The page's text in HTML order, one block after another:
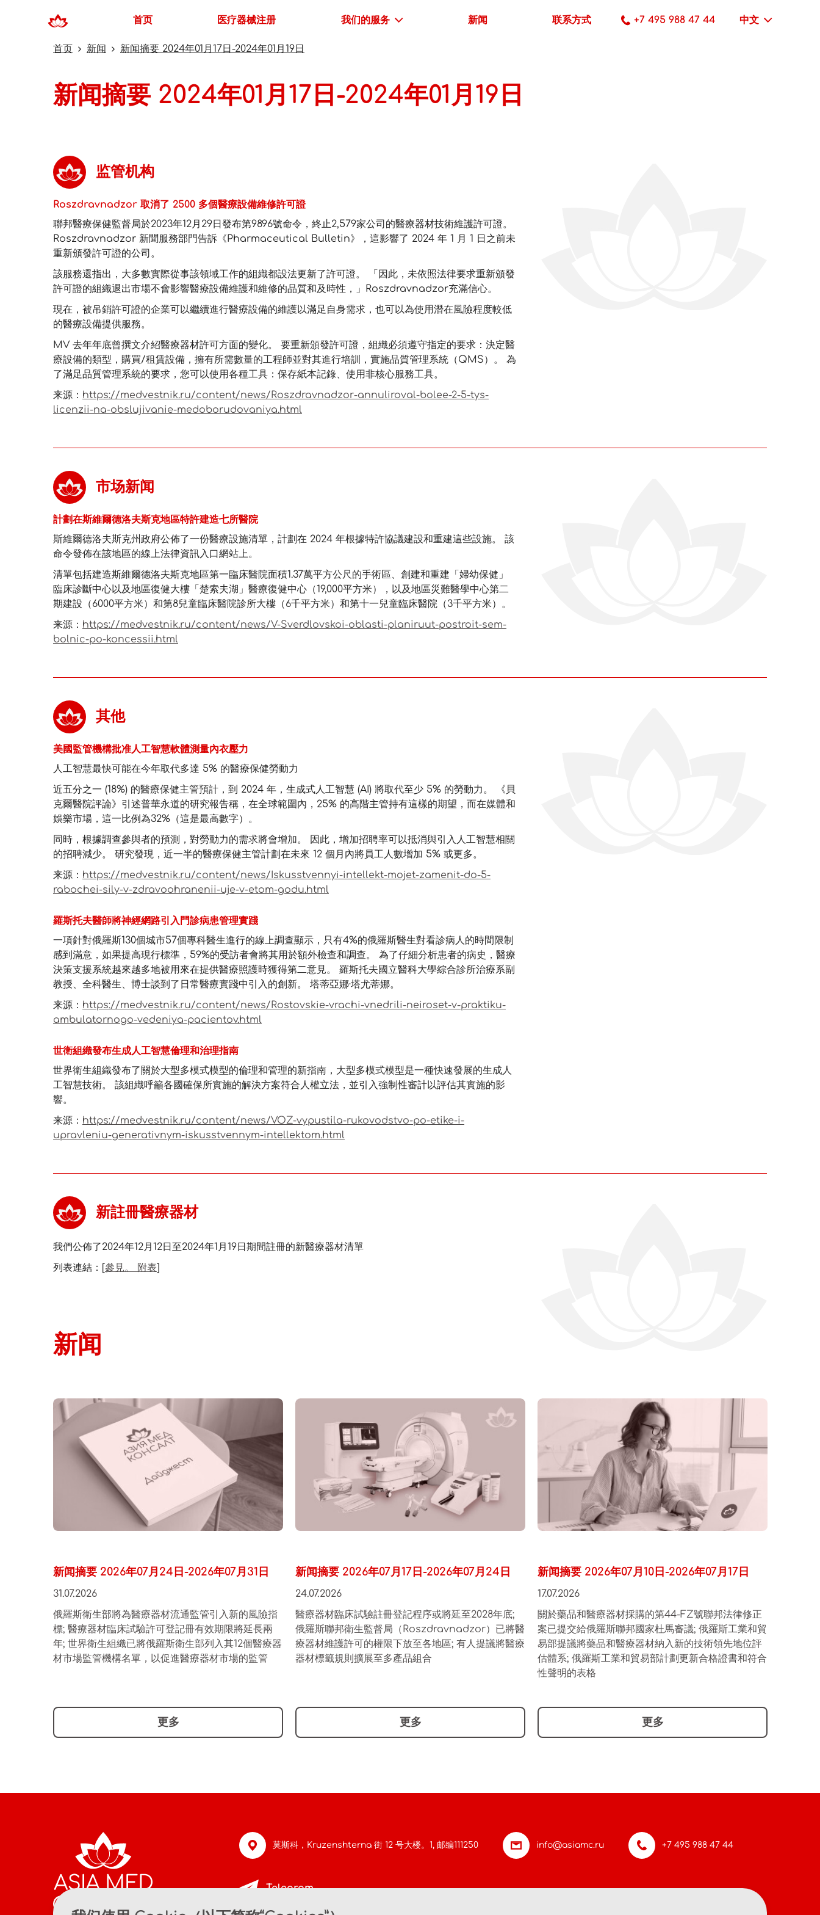
首页 医疗器械注册 我们的服务 新闻 联系方式 +7 495 988 47 44 中文
首页 新闻 新闻摘要 2024年01月17日-2024年01月19日
新闻摘要 2024年01月17日-2024年01月19日
监管机构
Roszdravnadzor 取消了 2500 多個醫療設備維修許可證
聯邦醫療保健監督局於2023年12月29日發布第9896號命令，終止2,579家公司的醫療器材技術維護許可證。
Roszdravnadzor 新聞服務部門告訴《Pharmaceutical Bulletin》，這影響了 2024 年 1 月 1 日之前未
重新頒發許可證的公司。
該服務還指出，大多數實際從事該領域工作的組織都設法更新了許可證。 「因此，未依照法律要求重新頒發
許可證的組織退出市場不會影響醫療設備維護和維修的品質和及時性，」Roszdravnadzor充滿信心。
現在，被吊銷許可證的企業可以繼續進行醫療設備的維護以滿足自身需求，也可以為使用潛在風險程度較低
的醫療設備提供服務。
MV 去年年底曾撰文介紹醫療器材許可方面的變化。 要重新頒發許可證，組織必須遵守指定的要求：決定醫
療設備的類型，購買/租賃設備，擁有所需數量的工程師並對其進行培訓，實施品質管理系統（QMS）。 為
了滿足品質管理系統的要求，您可以使用各種工具：保存紙本記錄、使用非核心服務工具。
来源： https://medvestnik.ru/content/news/Roszdravnadzor-annuliroval-bolee-2-5-tys-
licenzii-na-obslujivanie-medoborudovaniya.html
市场新闻
計劃在斯維爾德洛夫斯克地區特許建造七所醫院
斯維爾德洛夫斯克州政府公佈了一份醫療設施清單，計劃在 2024 年根據特許協議建設和重建這些設施。 該
命令發佈在該地區的線上法律資訊入口網站上。
清單包括建造斯維爾德洛夫斯克地區第一臨床醫院面積1.37萬平方公尺的手術區、創建和重建「婦幼保健」
臨床診斷中心以及地區復健大樓「楚索夫湖」醫療復健中心（19,000平方米），以及地區災難醫學中心第二
期建設（6000平方米）和第8兒童臨床醫院診所大樓（6千平方米）和第十一兒童臨床醫院（3千平方米）。
来源： https://medvestnik.ru/content/news/V-Sverdlovskoi-oblasti-planiruut-postroit-sem-
bolnic-po-koncessii.html
其他
美國監管機構批准人工智慧軟體測量內衣壓力
人工智慧最快可能在今年取代多達 5% 的醫療保健勞動力
近五分之一 (18%) 的醫療保健主管預計，到 2024 年，生成式人工智慧 (AI) 將取代至少 5% 的勞動力。 《貝
克爾醫院評論》引述普華永道的研究報告稱，在全球範圍內，25% 的高階主管持有這樣的期望，而在媒體和
娛樂市場，這一比例為32%（這是最高數字）。
同時，根據調查參與者的預測，對勞動力的需求將會增加。 因此，增加招聘率可以抵消與引入人工智慧相關
的招聘減少。 研究發現，近一半的醫療保健主管計劃在未來 12 個月內將員工人數增加 5% 或更多。
来源： https://medvestnik.ru/content/news/Iskusstvennyi-intellekt-mojet-zamenit-do-5-
rabochei-sily-v-zdravoohranenii-uje-v-etom-godu.html
羅斯托夫醫師將神經網路引入門診病患管理實踐
一項針對俄羅斯130個城市57個專科醫生進行的線上調查顯示，只有4%的俄羅斯醫生對看診病人的時間限制
感到滿意，如果提高現行標準，59%的受訪者會將其用於額外檢查和調查。 為了仔細分析患者的病史，醫療
決策支援系統越來越多地被用來在提供醫療照護時獲得第二意見。 羅斯托夫國立醫科大學綜合診所治療系副
教授、全科醫生、博士談到了日常醫療實踐中引入的創新。 塔蒂亞娜·塔尤蒂娜。
来源： https://medvestnik.ru/content/news/Rostovskie-vrachi-vnedrili-neiroset-v-praktiku-
ambulatornogo-vedeniya-pacientov.html
世衛組織發布生成人工智慧倫理和治理指南
世界衛生組織發布了關於大型多模式模型的倫理和管理的新指南，大型多模式模型是一種快速發展的生成人
工智慧技術。 該組織呼籲各國確保所實施的解決方案符合人權立法，並引入強制性審計以評估其實施的影
響。
来源： https://medvestnik.ru/content/news/VOZ-vypustila-rukovodstvo-po-etike-i-
upravleniu-generativnym-iskusstvennym-intellektom.html
新註冊醫療器材
我們公佈了2024年12月12日至2024年1月19日期間註冊的新醫療器材清單
列表連結：[參見。 附表]
新闻
新闻摘要 2026年07月24日-2026年07月31日
31.07.2026
俄羅斯衛生部將為醫療器材流通監管引入新的風險指
標; 醫療器材臨床試驗許可登記冊有效期限將延長兩
年; 世界衛生組織已將俄羅斯衛生部列入其12個醫療器
材市場監管機構名單，以促進醫療器材市場的監管
更多
新闻摘要 2026年07月17日-2026年07月24日
24.07.2026
醫療器材臨床試驗註冊登記程序或將延至2028年底;
俄羅斯聯邦衛生監督局（Roszdravnadzor）已將醫
療器材維護許可的權限下放至各地區; 有人提議將醫療
器材標籤規則擴展至多產品組合
更多
新闻摘要 2026年07月10日-2026年07月17日
17.07.2026
關於藥品和醫療器材採購的第44-FZ號聯邦法律修正
案已提交給俄羅斯聯邦國家杜馬審議; 俄羅斯工業和貿
易部提議將藥品和醫療器材納入新的技術領先地位評
估體系; 俄羅斯工業和貿易部計劃更新合格證書和符合
性聲明的表格
更多
莫斯科，Kruzenshterna 街 12 号大楼。1, 邮编111250 info@asiamc.ru +7 495 988 47 44
Telegram